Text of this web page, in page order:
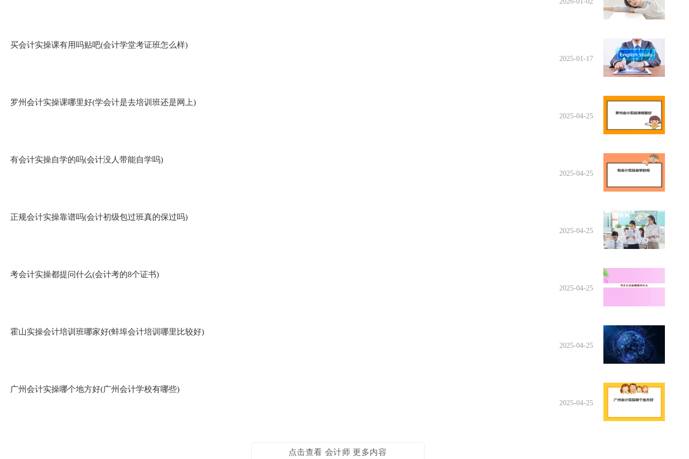
买会计实操课有用吗贴吧(会计学堂考证班怎么样)
2025-01-17
罗州会计实操课哪里好(学会计是去培训班还是网上)
2025-04-25
有会计实操自学的吗(会计没人带能自学吗)
2025-04-25
正规会计实操靠谱吗(会计初级包过班真的保过吗)
2025-04-25
考会计实操都提问什么(会计考的8个证书)
2025-04-25
霍山实操会计培训班哪家好(蚌埠会计培训哪里比较好)
2025-04-25
广州会计实操哪个地方好(广州会计学校有哪些)
2025-04-25
点击查看 会计师 更多内容